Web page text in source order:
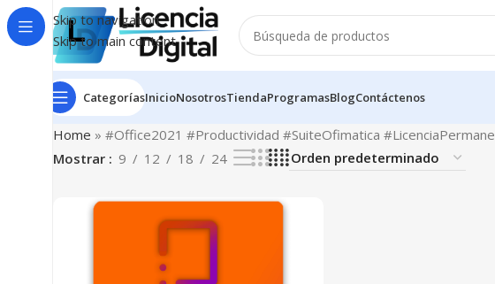
Skip to navigation
Skip to main content
CategoríasInicioNosotrosTiendaProgramasBlogContáctenos
Home » #Office2021 #Productividad #SuiteOfimatica
Mostrar
9 12 18 24